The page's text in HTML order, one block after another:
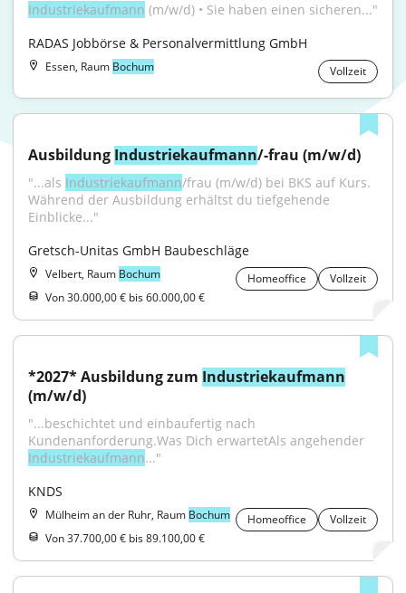
Industriekaufmann (m/w/d) • Sie haben einen sicheren..."
RADAS Jobbörse & Personalvermittlung GmbH
Essen, Raum Bochum Vollzeit
Ausbildung Industriekaufmann/-frau (m/w/d)
"...als Industriekaufmann/frau (m/w/d) bei BKS auf Kurs.
Während der Ausbildung erhältst du tiefgehende
Einblicke..."
Gretsch-Unitas GmbH Baubeschläge
Velbert, Raum Bochum Homeoffice
Vollzeit
Von 30.000,00 € bis 60.000,00 €
*2027* Ausbildung zum Industriekaufmann
(m/w/d)
"...beschichtet und einbaufertig nach
Industriekaufmann..."
KNDS
Mülheim an der Ruhr, Raum Bochum Homeoffice
Vollzeit
Von 37.700,00 € bis 89.100,00 €